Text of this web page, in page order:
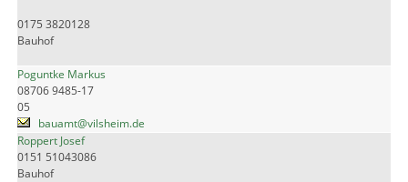
0175 3820128
Bauhof
Poguntke Markus
08706 9485-17
05
bauamt@vilsheim.de
Roppert Josef
0151 51043086
Bauhof